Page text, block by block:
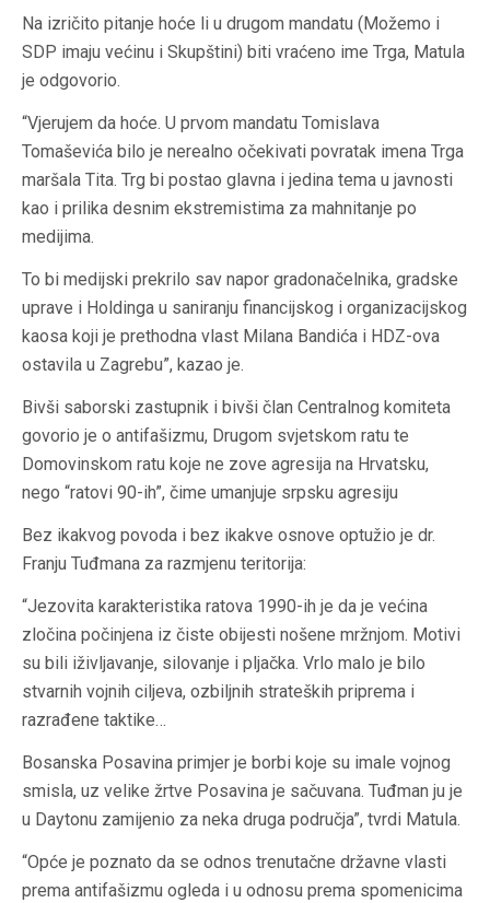
Na izričito pitanje hoće li u drugom mandatu (Možemo i
SDP imaju većinu i Skupštini) biti vraćeno ime Trga, Matula
je odgovorio.
“Vjerujem da hoće. U prvom mandatu Tomislava
Tomaševića bilo je nerealno očekivati povratak imena Trga
maršala Tita. Trg bi postao glavna i jedina tema u javnosti
kao i prilika desnim ekstremistima za mahnitanje po
medijima.
To bi medijski prekrilo sav napor gradonačelnika, gradske
uprave i Holdinga u saniranju financijskog i organizacijskog
kaosa koji je prethodna vlast Milana Bandića i HDZ-ova
ostavila u Zagrebu”, kazao je.
Bivši saborski zastupnik i bivši član Centralnog komiteta
govorio je o antifašizmu, Drugom svjetskom ratu te
Domovinskom ratu koje ne zove agresija na Hrvatsku,
nego “ratovi 90-ih”, čime umanjuje srpsku agresiju
Bez ikakvog povoda i bez ikakve osnove optužio je dr.
Franju Tuđmana za razmjenu teritorija:
“Jezovita karakteristika ratova 1990-ih je da je većina
zločina počinjena iz čiste obijesti nošene mržnjom. Motivi
su bili iživljavanje, silovanje i pljačka. Vrlo malo je bilo
stvarnih vojnih ciljeva, ozbiljnih strateških priprema i
razrađene taktike…
Bosanska Posavina primjer je borbi koje su imale vojnog
smisla, uz velike žrtve Posavina je sačuvana. Tuđman ju je
u Daytonu zamijenio za neka druga područja”, tvrdi Matula.
“Opće je poznato da se odnos trenutačne državne vlasti
prema antifašizmu ogleda i u odnosu prema spomenicima